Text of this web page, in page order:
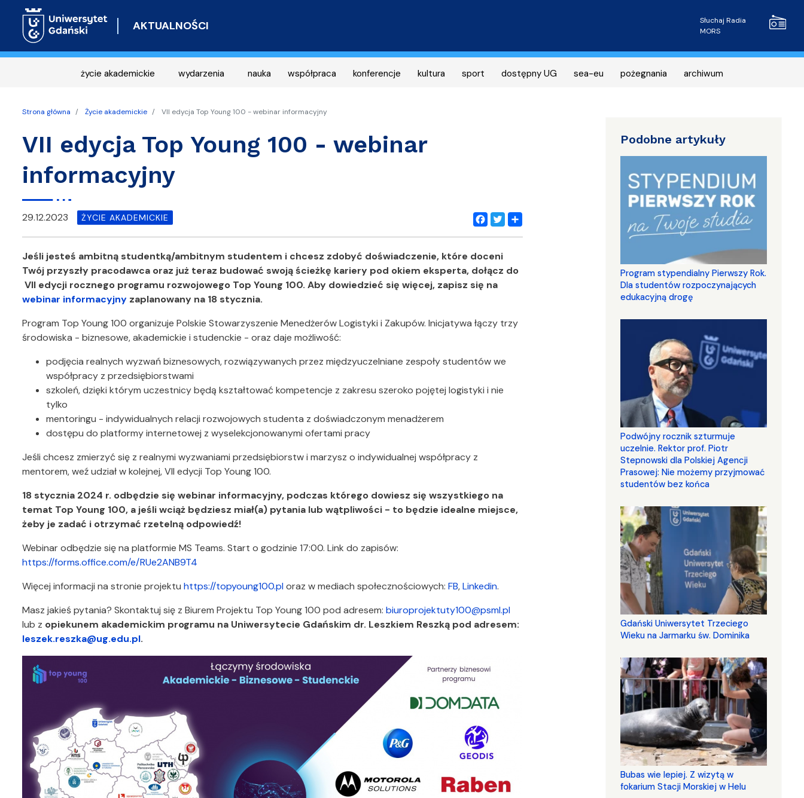
AKTUALNOŚCI Radio
Słuchaj Radia
MORS
życie akademickie wydarzenia nauka współpraca konferencje kultura sport dostępny UG sea-eu pożegnania archiwum
Strona główna Życie akademickie VII edycja Top Young 100 - webinar informacyjny
VII edycja Top Young 100 - webinar
informacyjny
Facebook
Twitter
Share
29.12.2023 ŻYCIE AKADEMICKIE
Jeśli jesteś ambitną studentką/ambitnym studentem i chcesz zdobyć doświadczenie, które doceni
Twój przyszły pracodawca oraz już teraz budować swoją ścieżkę kariery pod okiem eksperta, dołącz do
VII edycji rocznego programu rozwojowego Top Young 100. Aby dowiedzieć się więcej, zapisz się na
webinar informacyjny zaplanowany na 18 stycznia.
Program Top Young 100 organizuje Polskie Stowarzyszenie Menedżerów Logistyki i Zakupów. Inicjatywa łączy trzy
środowiska - biznesowe, akademickie i studenckie - oraz daje możliwość:
podjęcia realnych wyzwań biznesowych, rozwiązywanych przez międzyuczelniane zespoły studentów we
współpracy z przedsiębiorstwami
szkoleń, dzięki którym uczestnicy będą kształtować kompetencje z zakresu szeroko pojętej logistyki i nie
tylko
mentoringu - indywidualnych relacji rozwojowych studenta z doświadczonym menadżerem
dostępu do platformy internetowej z wyselekcjonowanymi ofertami pracy
Jeśli chcesz zmierzyć się z realnymi wyzwaniami przedsiębiorstw i marzysz o indywidualnej współpracy z
mentorem, weź udział w kolejnej, VII edycji Top Young 100.
18 stycznia 2024 r. odbędzie się webinar informacyjny, podczas którego dowiesz się wszystkiego na
temat Top Young 100, a jeśli wciąż będziesz miał(a) pytania lub wątpliwości - to będzie idealne miejsce,
żeby je zadać i otrzymać rzetelną odpowiedź!
Webinar odbędzie się na platformie MS Teams. Start o godzinie 17:00. Link do zapisów:
https://forms.office.com/e/RUe2ANB9T4
Więcej informacji na stronie projektu https://topyoung100.ploraz w mediach społecznościowych: FB,Linkedin.
Masz jakieś pytania? Skontaktuj się z Biurem Projektu Top Young 100 pod adresem: biuroprojektuty100@psml.pl
lub z opiekunem akademickim programu na Uniwersytecie Gdańskim dr. Leszkiem Reszką pod adresem:
leszek.reszka@ug.edu.pl.
Podobne artykuły
Program stypendialny Pierwszy Rok.
Dla studentów rozpoczynających
edukacyjną drogę
Podwójny rocznik szturmuje
uczelnie. Rektor prof. Piotr
Stepnowski dla Polskiej Agencji
Prasowej: Nie możemy przyjmować
studentów bez końca
Gdański Uniwersytet Trzeciego
Wieku na Jarmarku św. Dominika
Bubas wie lepiej. Z wizytą w
fokarium Stacji Morskiej w Helu